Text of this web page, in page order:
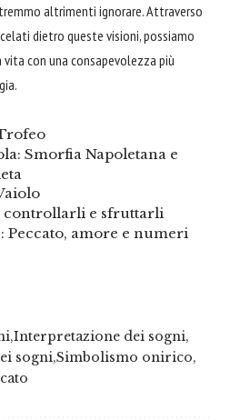
altrimenti ignorare. Attraverso
dietro queste visioni, possiamo
con una consapevolezza più
Smorfia Napoletana e
controllarli e sfruttarli
Peccato, amore e numeri
Interpretazione dei sogni
sogni Simbolismo onirico